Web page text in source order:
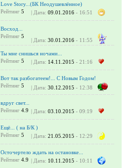
Love Story...(БК Неодушевлённое)
Рейтинг 5 | Дата: 09.01.2016 - 16:51
Восход...
Рейтинг 5
| Дата: 30.01.2016 - 11:55
Ты мне снишься ночами...
Рейтинг 5 | Дата: 14.11.2015 - 21:16
Вот так разбогатеем!... С Новым Годом!
Рейтинг 5 | Дата: 30.12.2015 - 12:38
вдруг свет...
Рейтинг 4.9 | Дата: 03.10.2015 - 09:19
Ещё... ( на Б/К )
Рейтинг 5 | Дата: 21.05.2015 - 12:29
Осточертело ждать на остановке...
Рейтинг 4.9 | Дата: 10.11.2015 - 10:11